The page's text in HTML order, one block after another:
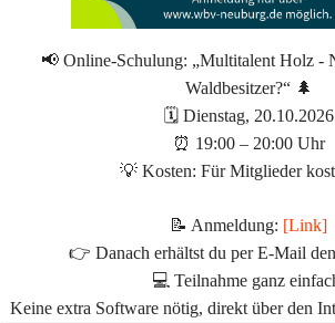
📢 Online-Schulung: „Multitalent Holz -
Waldbesitzer?“ 🌲
🗓 Dienstag, 20.10.2026
⏰ 19:00 – 20:00 Uhr
💡 Kosten: Für Mitglieder
📝 Anmeldung: [Link]
👉 Danach erhältst du per E-Mail
💻 Teilnahme ganz
Keine extra Software nötig, direkt über den